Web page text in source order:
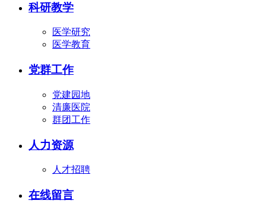
科研教学
医学研究
医学教育
党群工作
党建园地
清廉医院
群团工作
人力资源
人才招聘
在线留言